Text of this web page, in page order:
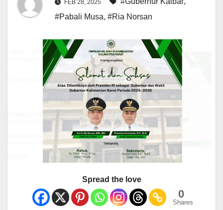
FEB 28, 2025
#Pabali Musa, #Ria Norsan
Spread the love
0
Shares